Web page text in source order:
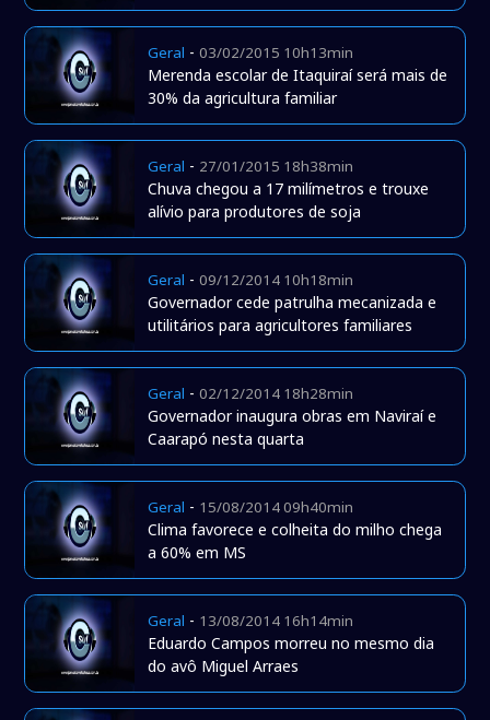
Geral -03/02/2015 10h13min
Merenda escolar de Itaquiraí será mais de
30% da agricultura familiar
Geral - 27/01/2015 18h38min
Chuva chegou a 17 milímetros e trouxe
alívio para produtores de soja
Geral -09/12/2014 10h18min
Governador cede patrulha mecanizada e
utilitários para agricultores familiares
Geral -02/12/2014 18h28min
Governador inaugura obras em Naviraí e
Caarapó nesta quarta
Geral - 15/08/2014 09h40min
Clima favorece e colheita do milho chega
a 60% em MS
Geral - 13/08/2014 16h14min
Eduardo Campos morreu no mesmo dia
do avô Miguel Arraes